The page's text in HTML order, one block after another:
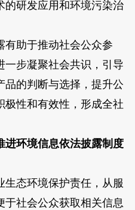
的研发应用和环境污染治
助于推动社会公众参
一步凝聚社会共识，引导
品的判断与选择，提升公
极性和有效性，形成全社
环境信息依法披露制度
态环境保护责任，从服
于社会公众获取相关信息